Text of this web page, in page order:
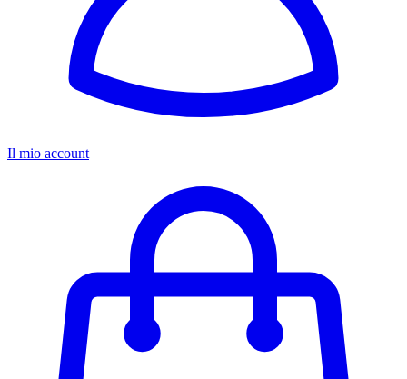
Il mio account